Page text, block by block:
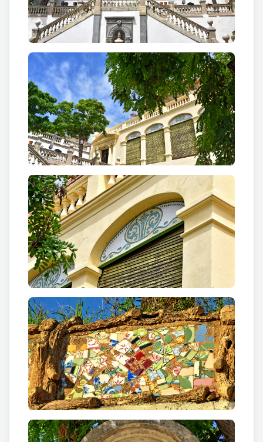
manera de mosaic de colors com a element
decoratiu
Per la banda del jardí la casa s’obre a través d’una
galeria porticada de grans finestrals amb decoració
de mosaic a la part alta i tres obertures amb
balconada correguda al pis superior. Remata per
aquesta banda l’edifici un ampit cec amb decoració
de garlanda floral i un floró de pedra al damunt.
Cal destacar també els forjats de ferro de les portes
trobem a les arquitectures modernistes.
Villa Enriqueta
El conjunt de Villa Enriqueta format per dues
vivendes contigües. Obra de l’arquitecte
Francesc
Berenguer i Bellvehí, és un interessant exemple
arquitectònic d’espectacular simetria si tenim en
compte que ambdues vivendes les separen deu
anys en la seva construcció, essent la núm. 9 de
1912 i la núm. 11, villa Enriqueta, de 1922.
L’eix de simetria en una de les seves cantoneres
dibuixa en aquest punt una teulada convergent que
a les bandes es una telada amb ala. Cal destacar
també la utilització de la ceràmica catalana de tipus
floral en forma de sanefa.